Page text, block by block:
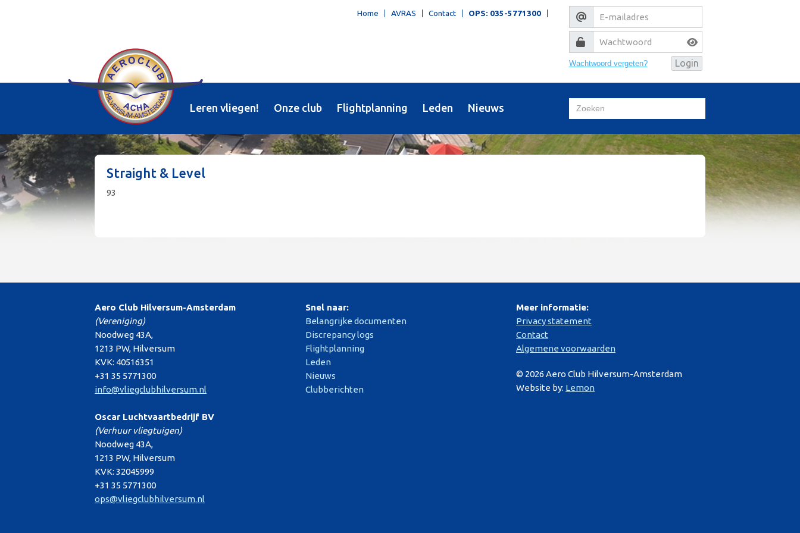
Home AVRAS Contact OPS: 035-5771300
Wachtwoord vergeten?
Leren vliegen! Onze club Flightplanning Leden Nieuws
Straight & Level
93
Aero Club Hilversum-Amsterdam
(Vereniging)
Noodweg 43A,
1213 PW, Hilversum
KVK: 40516351
+31 35 5771300
info@vliegclubhilversum.nl
Oscar Luchtvaartbedrijf BV
(Verhuur vliegtuigen)
Noodweg 43A,
1213 PW, Hilversum
KVK: 32045999
+31 35 5771300
ops@vliegclubhilversum.nl
Snel naar:
Belangrijke documenten
Discrepancy logs
Flightplanning
Leden
Nieuws
Clubberichten
Meer informatie:
Privacy statement
Contact
Algemene voorwaarden
© 2026 Aero Club Hilversum-Amsterdam
Website by: Lemon